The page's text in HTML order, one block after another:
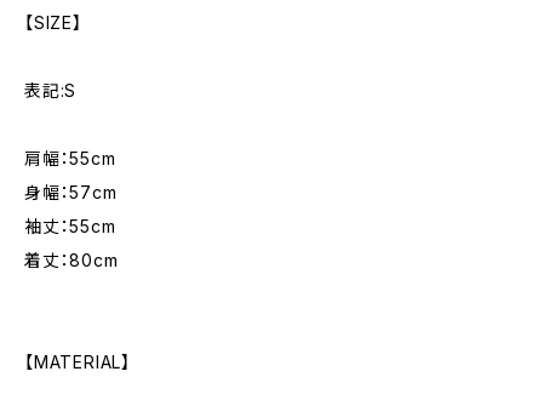
【SIZE】
表記:S
肩幅：55cm
身幅：57cm
袖丈：55cm
着丈：80cm
【MATERIAL】